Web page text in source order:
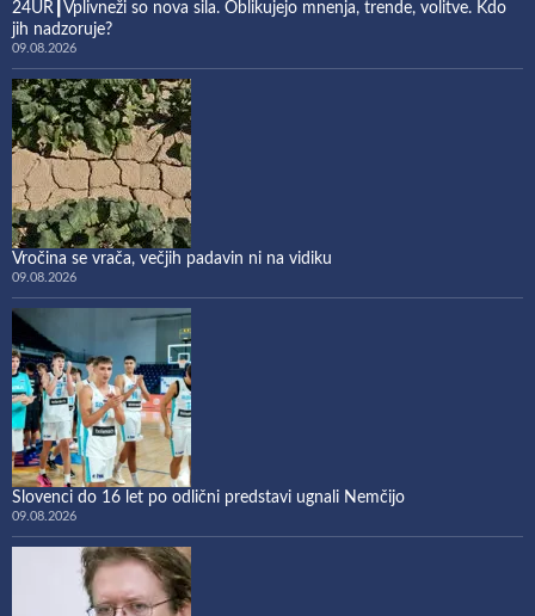
24UR┃Vplivneži so nova sila. Oblikujejo mnenja, trende, volitve. Kdo
jih nadzoruje?
09.08.2026
Vročina se vrača, večjih padavin ni na vidiku
09.08.2026
Slovenci do 16 let po odlični predstavi ugnali Nemčijo
09.08.2026